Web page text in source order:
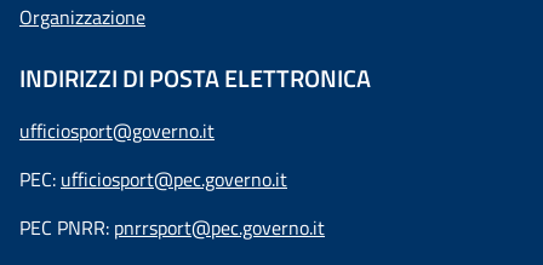
Organizzazione
INDIRIZZI DI POSTA ELETTRONICA
ufficiosport@governo.it
PEC: ufficiosport@pec.governo.it
PEC PNRR: pnrrsport@pec.governo.it